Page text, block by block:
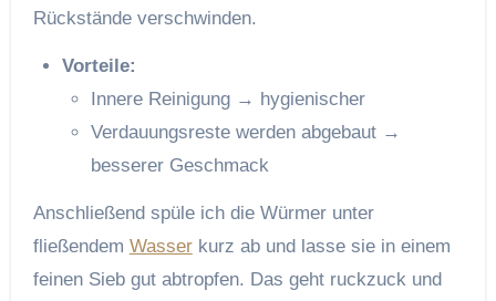
Rückstände verschwinden.
Vorteile:
Innere Reinigung → hygienischer
Verdauungsreste werden abgebaut →
besserer Geschmack
Anschließend spüle ich die Würmer unter
fließendem Wasserkurz ab und lasse sie in einem
feinen Sieb gut abtropfen. Das geht ruckzuck und